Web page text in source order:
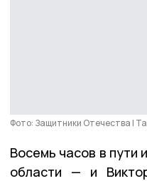
Фото: Защитники Отечества |
Восемь часов в пути
области — и